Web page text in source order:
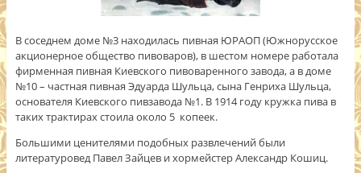
В соседнем доме №3 находилась пивная ЮРАОП (Южнорусское
акционерное общество пивоваров), в шестом номере работала
фирменная пивная Киевского пивоваренного завода, а в доме
№10 – частная пивная Эдуарда Шульца, сына Генриха Шульца,
основателя Киевского пивзавода №1. В 1914 году кружка пива в
таких трактирах стоила около 5 копеек.
Большими ценителями подобных развлечений были
литературовед Павел Зайцев и хормейстер Александр Кошиц.